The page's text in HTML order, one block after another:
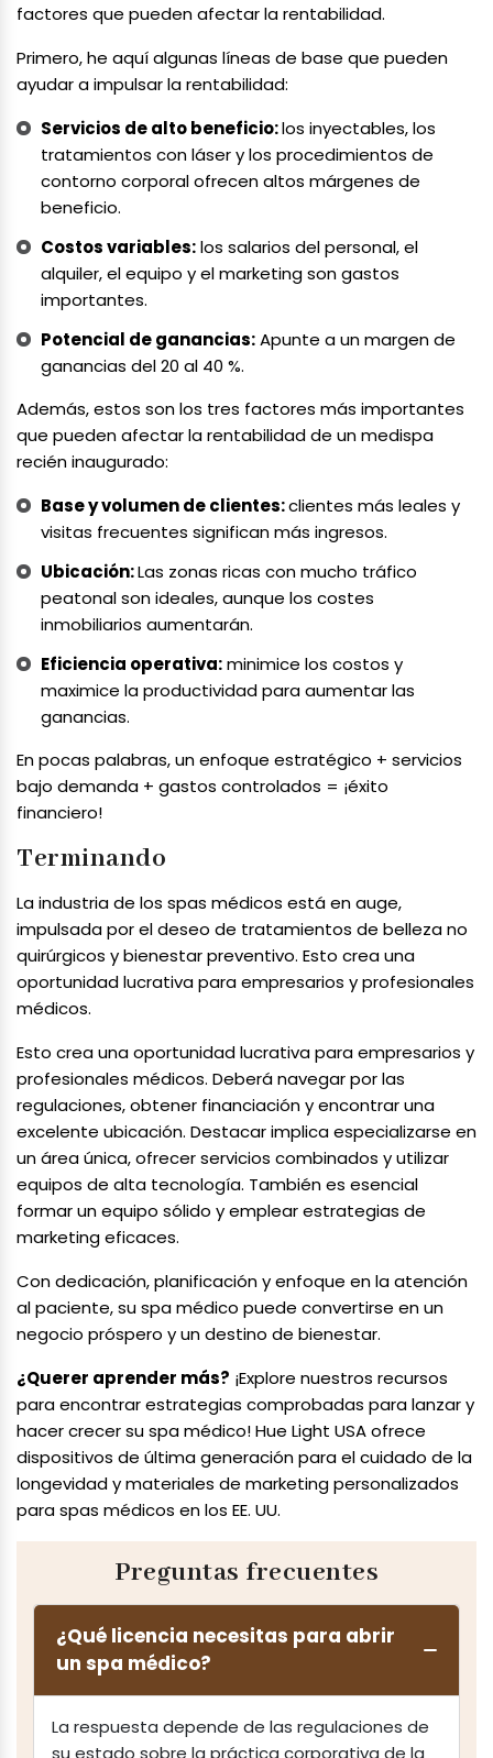
factores que pueden afectar la rentabilidad.
Primero, he aquí algunas líneas de base que pueden
ayudar a impulsar la rentabilidad:
Servicios de alto beneficio:los inyectables, los
tratamientos con láser y los procedimientos de
contorno corporal ofrecen altos márgenes de
beneficio.
Costos variables:los salarios del personal, el
alquiler, el equipo y el marketing son gastos
importantes.
Potencial de ganancias:Apunte a un margen de
ganancias del 20 al 40 %.
Además, estos son los tres factores más importantes
que pueden afectar la rentabilidad de un medispa
recién inaugurado:
Base y volumen de clientes:clientes más leales y
visitas frecuentes significan más ingresos.
Ubicación:Las zonas ricas con mucho tráfico
peatonal son ideales, aunque los costes
inmobiliarios aumentarán.
Eficiencia operativa:minimice los costos y
maximice la productividad para aumentar las
ganancias.
En pocas palabras, un enfoque estratégico + servicios
bajo demanda + gastos controlados = ¡éxito
financiero!
Terminando
La industria de los spas médicos está en auge,
impulsada por el deseo de tratamientos de belleza no
quirúrgicos y bienestar preventivo. Esto crea una
oportunidad lucrativa para empresarios y profesionales
médicos.
Esto crea una oportunidad lucrativa para empresarios y
profesionales médicos. Deberá navegar por las
regulaciones, obtener financiación y encontrar una
excelente ubicación. Destacar implica especializarse en
un área única, ofrecer servicios combinados y utilizar
equipos de alta tecnología. También es esencial
formar un equipo sólido y emplear estrategias de
marketing eficaces.
Con dedicación, planificación y enfoque en la atención
al paciente, su spa médico puede convertirse en un
negocio próspero y un destino de bienestar.
¿Querer aprender más? ¡Explore nuestros recursos
para encontrar estrategias comprobadas para lanzar y
hacer crecer su spa médico! Hue Light USA ofrece
dispositivos de última generación para el cuidado de la
longevidad y materiales de marketing personalizados
para spas médicos en los EE. UU.
Preguntas frecuentes
¿Qué licencia necesitas para abrir
un spa médico?
La respuesta depende de las regulaciones de
su estado sobre la práctica corporativa de la